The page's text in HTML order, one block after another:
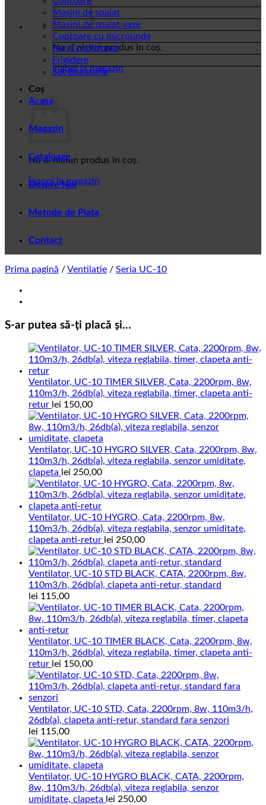
Nu ai niciun produs în coș.
Înapoi la magazin
Coș
Nu ai niciun produs în coș.
Înapoi la magazin
Masini de spalat
Masini de spalat vase
Cuptoare cu microunde
Aer Conditionat
Frigidere
Set Bucatarie
Acasa
Magazin
Cataloage
Despre Noi
Metode de Plata
Contact
Prima pagină /Ventilatie / Seria UC-10
S-ar putea să-ți placă și…
Ventilator, UC-10 TIMER SILVER, Cata, 2200rpm, 8w,
110m3/h, 26db(a), viteza reglabila, timer, clapeta anti-
retur lei 150,00
Ventilator, UC-10 HYGRO SILVER, Cata, 2200rpm, 8w,
110m3/h, 26db(a), viteza reglabila, senzor umiditate,
clapeta lei 250,00
Ventilator, UC-10 HYGRO, Cata, 2200rpm, 8w,
110m3/h, 26db(a), viteza reglabila, senzor umiditate,
clapeta anti-retur lei 250,00
Ventilator, UC-10 STD BLACK, CATA, 2200rpm, 8w,
110m3/h, 26db(a), clapeta anti-retur, standard
lei 115,00
Ventilator, UC-10 TIMER BLACK, Cata, 2200rpm, 8w,
110m3/h, 26db(a), viteza reglabila, timer, clapeta anti-
retur lei 150,00
Ventilator, UC-10 STD, Cata, 2200rpm, 8w, 110m3/h,
26db(a), clapeta anti-retur, standard fara senzori
lei 115,00
Ventilator, UC-10 HYGRO BLACK, CATA, 2200rpm,
8w, 110m3/h, 26db(a), viteza reglabila, senzor
umiditate, clapeta lei 250,00